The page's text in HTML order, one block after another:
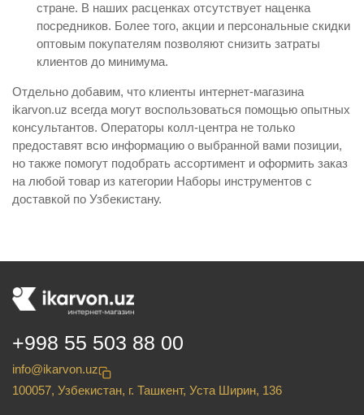
стране. В наших расценках отсутствует наценка
посредников. Более того, акции и персональные скидки
оптовым покупателям позволяют снизить затраты
клиентов до минимума.
Отдельно добавим, что клиенты интернет-магазина
ikarvon.uz всегда могут воспользоваться помощью опытных
консультантов. Операторы колл-центра не только
предоставят всю информацию о выбранной вами позиции,
но также помогут подобрать ассортимент и оформить заказ
на любой товар из категории Наборы инструментов с
доставкой по Узбекистану.
+998 55 503 88 00
info@ikarvon.uz
100057, Узбекистан, г. Ташкент, Уста Ширин, 136